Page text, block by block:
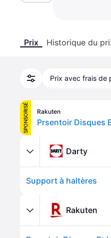
Prix Historique du
Prix avec frais de
SPONSORISÉ Rakuten
Prsentoir Disques
Darty
Support à haltères
Rakuten